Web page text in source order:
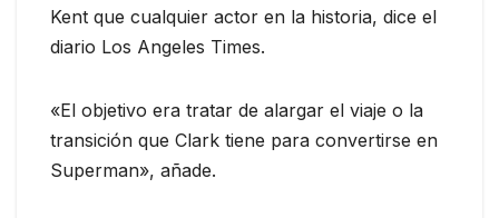
Kent que cualquier actor en la historia, dice el
diario Los Angeles Times.
«El objetivo era tratar de alargar el viaje o la
transición que Clark tiene para convertirse en
Superman», añade.